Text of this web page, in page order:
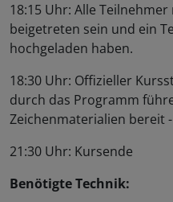
18:15 Uhr: Alle
beigetreten sein und ein
hochgeladen haben.
18:30 Uhr: Offizieller
durch das Programm
Zeichenmaterialien bereit
21:30 Uhr: Kursende
Benötigte Technik: